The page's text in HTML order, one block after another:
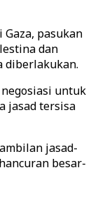
pasukan
dan
diberlakukan.
untuk
jasad tersisa
jasad-
besar-